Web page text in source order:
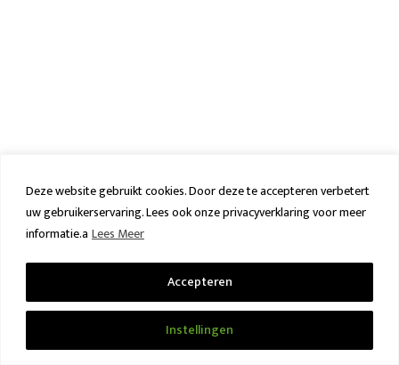
Deze website gebruikt cookies. Door deze te accepteren verbetert
uw gebruikerservaring. Lees ook onze privacyverklaring voor meer
informatie.a Lees Meer
Instellingen
Accepteren
271 STATIONS
Oude Postweg 1 · 9355 TR Midwolde